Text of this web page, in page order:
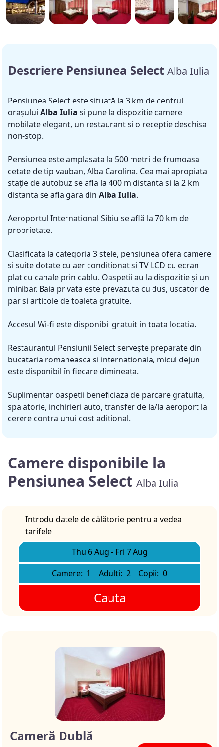
Descriere Pensiunea Select Alba Iulia
Pensiunea Select este situată la 3 km de centrul
orașului Alba Iulia si pune la dispozitie camere
mobilate elegant, un restaurant si o receptie deschisa
non-stop.
Pensiunea este amplasata la 500 metri de frumoasa
cetate de tip vauban, Alba Carolina. Cea mai apropiata
stație de autobuz se afla la 400 m distanta si la 2 km
distanta se afla gara din Alba Iulia.
Aeroportul International Sibiu se află la 70 km de
proprietate.
Clasificata la categoria 3 stele, pensiunea ofera camere
si suite dotate cu aer conditionat si TV LCD cu ecran
plat cu canale prin cablu. Oaspetii au la dispozitie şi un
minibar. Baia privata este prevazuta cu dus, uscator de
par si articole de toaleta gratuite.
Accesul Wi-fi este disponibil gratuit in toata locatia.
Restaurantul Pensiunii Select servește preparate din
bucataria romaneasca si internationala, micul dejun
este disponibil în fiecare dimineața.
Suplimentar oaspetii beneficiaza de parcare gratuita,
spalatorie, inchirieri auto, transfer de la/la aeroport la
cerere contra unui cost aditional.
Camere disponibile la
Pensiunea Select Alba Iulia
Introdu datele de călătorie pentru a vedea
tarifele
Thu 6 Aug - Fri 7 Aug
Camere: 1 Adulti: 2 Copii: 0
Cauta
Cameră Dublă